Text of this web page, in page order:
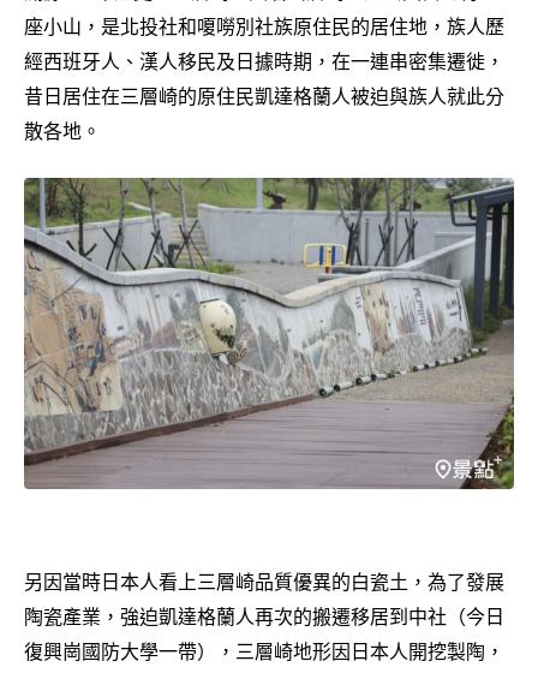
座小山，是北投社和嗄嘮別社族原住民的居住地，族人歷
經西班牙人、漢人移民及日據時期，在一連串密集遷徙，
昔日居住在三層崎的原住民凱達格蘭人被迫與族人就此分
散各地。
另因當時日本人看上三層崎品質優異的白瓷土，為了發展
陶瓷產業，強迫凱達格蘭人再次的搬遷移居到中社（今日
復興崗國防大學一帶），三層崎地形因日本人開挖製陶，